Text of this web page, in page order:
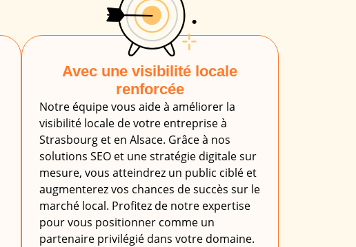
Avec une visibilité locale
renforcée
Notre équipe vous aide à améliorer la
visibilité locale de votre entreprise à
Strasbourg et en Alsace. Grâce à nos
solutions SEO et une stratégie digitale sur
mesure, vous atteindrez un public ciblé et
augmenterez vos chances de succès sur le
marché local. Profitez de notre expertise
pour vous positionner comme un
partenaire privilégié dans votre domaine.